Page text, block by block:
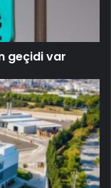
geçidi var